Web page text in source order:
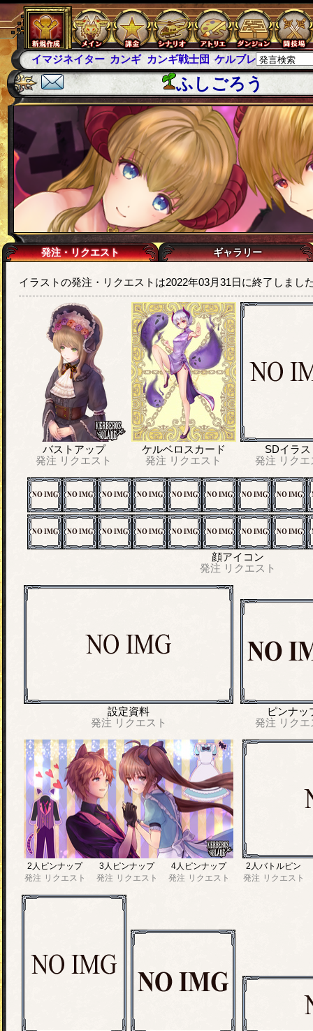
イマジネイター カンギ カンギ戦士団 ケルブレ ケルベロ
ふしごろう
発注・リクエスト ギャラリー
イラストの発注・リクエストは2022年03月31日に終了しまし
バストアップ
発注 リクエスト
ケルベロスカード
発注 リクエスト
SDイラス
発注 リク
顔アイコン
発注 リクエスト
設定資料
発注 リクエスト
ピンナッ
発注 リク
2人ピンナップ
発注 リクエスト
3人ピンナップ
発注 リクエスト
4人ピンナップ
発注 リクエスト
2人バトルピン
発注 リクエスト